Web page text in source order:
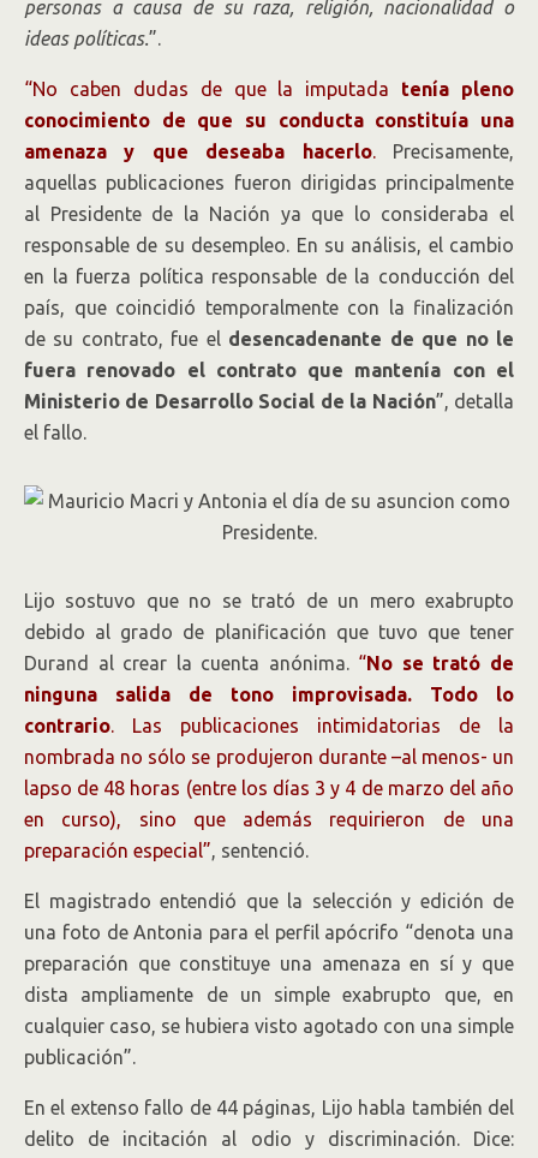
personas a causa de su raza, religión, nacionalidad o
ideas políticas.”.
“No caben dudas de que la imputada tenía pleno
conocimiento de que su conducta constituía una
amenaza y que deseaba hacerlo.Precisamente,
aquellas publicaciones fueron dirigidas principalmente
al Presidente de la Nación ya que lo consideraba el
responsable de su desempleo. En su análisis, el cambio
en la fuerza política responsable de la conducción del
país, que coincidió temporalmente con la finalización
de su contrato, fue eldesencadenante de que no le
fuera renovado el contrato que mantenía con el
Ministerio de Desarrollo Social de la Nación”, detalla
el fallo.
Lijo sostuvo que no se trató de un mero exabrupto
debido al grado de planificación que tuvo que tener
Durand al crear la cuenta anónima. “No se trató de
ninguna salida de tono improvisada. Todo lo
contrario. Las publicaciones intimidatorias de la
nombrada no sólo se produjeron durante –al menos- un
lapso de 48 horas (entre los días 3 y 4 de marzo del año
en curso), sino que además requirieron de una
preparación especial”, sentenció.
El magistrado entendió que la selección y edición de
una foto de Antonia para el perfil apócrifo “denota una
preparación que constituye una amenaza en sí y que
dista ampliamente de un simple exabrupto que, en
cualquier caso, se hubiera visto agotado con una simple
publicación”.
En el extenso fallo de 44 páginas, Lijo habla también del
delito de incitación al odio y discriminación. Dice: